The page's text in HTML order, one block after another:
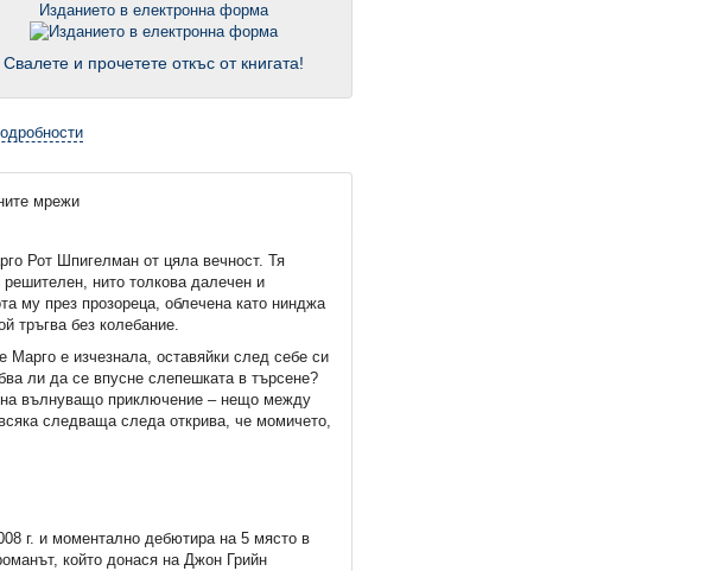
Изданието в електронна форма
Свалете и прочетете откъс от книгата!
мрежи
Рот Шпигелман от цяла вечност. Тя
решителен, нито толкова далечен и
му през прозореца, облечена като нинджа
тръгва без колебание.
е изчезнала, оставяйки след себе си
ли да се впусне слепешката в търсене?
на вълнуващо приключение – нещо между
следваща следа открива, че момичето,
г. и моментално дебютира на 5 място в
който донася на Джон Грийн